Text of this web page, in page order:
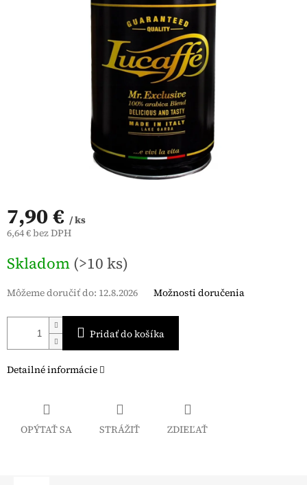
7,90 € / ks
6,64 € bez DPH
cena:
Skladom (>10 ks)
Môžeme doručiť do: 12.8.2026 Možnosti doručenia
Pridať do košíka
Detailné informácie
OPÝTAŤ SA STRÁŽIŤ ZDIEĽAŤ